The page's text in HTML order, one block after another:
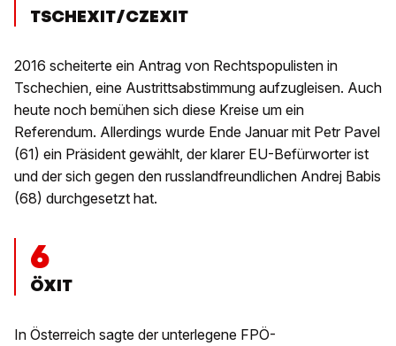
TSCHEXIT/CZEXIT
2016 scheiterte ein Antrag von Rechtspopulisten in
Tschechien, eine Austrittsabstimmung aufzugleisen. Auch
heute noch bemühen sich diese Kreise um ein
Referendum. Allerdings wurde Ende Januar mit Petr Pavel
(61) ein Präsident gewählt, der klarer EU-Befürworter ist
und der sich gegen den russlandfreundlichen Andrej Babis
(68) durchgesetzt hat.
6
ÖXIT
In Österreich sagte der unterlegene FPÖ-